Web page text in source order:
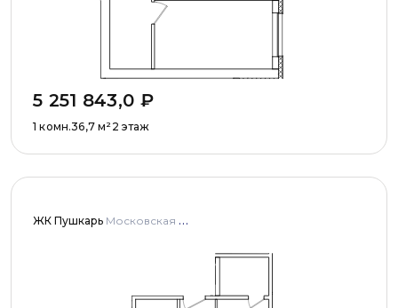
5 251 843,0 ₽
1 комн.36,7 м²2 этаж
ЖК Пушкарь Московская область, Городской округ Пушкинский, с. Тарасовка, мкр Пушкарь, дома № 1, 2, 3